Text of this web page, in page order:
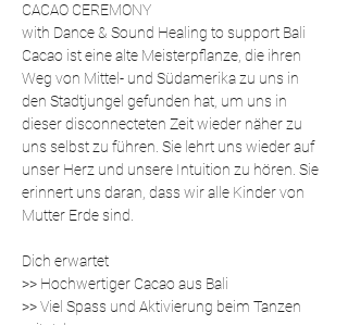
CACAO CEREMONY
with Dance & Sound Healing to support Bali
Cacao ist eine alte Meisterpflanze, die ihren
Weg von Mittel- und Südamerika zu uns in
den Stadtjungel gefunden hat, um uns in
dieser disconnecteten Zeit wieder näher zu
uns selbst zu führen. Sie lehrt uns wieder auf
unser Herz und unsere Intuition zu hören. Sie
erinnert uns daran, dass wir alle Kinder von
Mutter Erde sind.
Dich erwartet
>> Hochwertiger Cacao aus Bali
>> Viel Spass und Aktivierung beim Tanzen